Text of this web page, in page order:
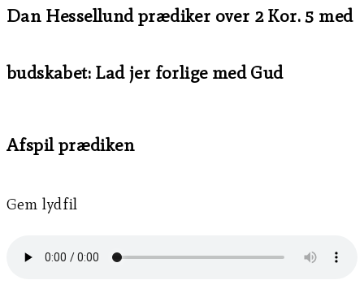
Dan Hessellund prædiker over 2 Kor. 5 med
budskabet: Lad jer forlige med Gud
Afspil prædiken
Gem lydfil